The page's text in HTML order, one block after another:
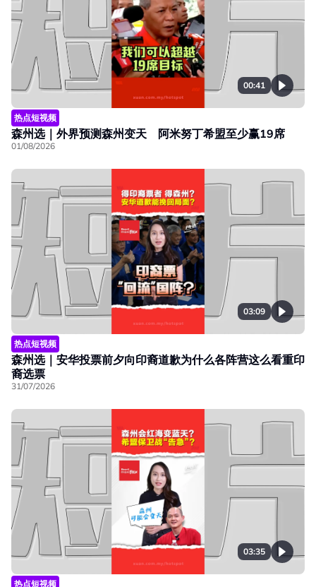
00:41
热点短视频
森州选｜外界预测森州变天 阿米努丁希盟至少赢19席
01/08/2026
03:09
热点短视频
森州选｜安华投票前夕向印裔道歉为什么各阵营这么看重印
裔选票
31/07/2026
03:35
热点短视频